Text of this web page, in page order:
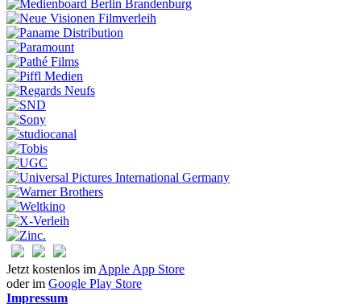
Jetzt kostenlos im Apple App Store
oder im Google Play Store
Impressum